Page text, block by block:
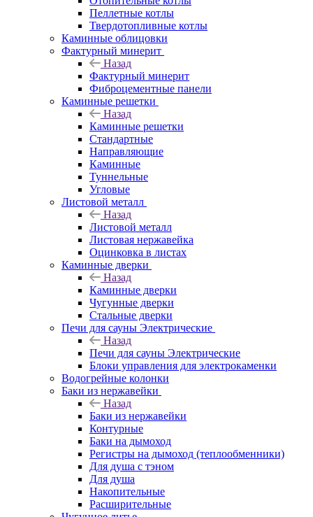
Пеллетные котлы
Твердотопливные котлы
Каминные облицовки
Фактурный минерит
Назад
Фактурный минерит
Фиброцементные панели
Каминные решетки
Назад
Каминные решетки
Стандартные
Направляющие
Каминные
Туннельные
Угловые
Листовой металл
Назад
Листовой металл
Листовая нержавейка
Оцинковка в листах
Каминные дверки
Назад
Каминные дверки
Чугунные дверки
Стальные дверки
Печи для сауны Электрические
Назад
Печи для сауны Электрические
Блоки управления для электрокаменки
Водогрейные колонки
Баки из нержавейки
Назад
Баки из нержавейки
Контурные
Баки на дымоход
Регистры на дымоход (теплообменники)
Для душа с тэном
Для душа
Накопительные
Расширительные